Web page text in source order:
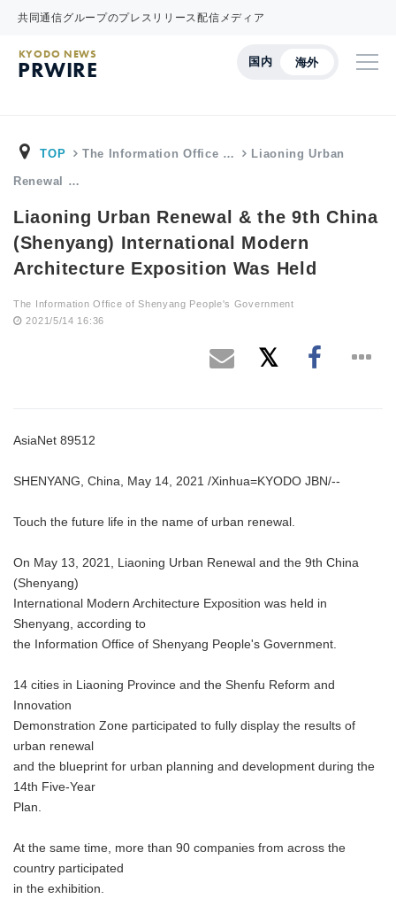
共同通信グループのプレスリリース配信メディア
国内 海外
KYODO NEWS
PRWIRE
TOP The Information Office … Liaoning Urban
Renewal …
Liaoning Urban Renewal & the 9th China
(Shenyang) International Modern
Architecture Exposition Was Held
The Information Office of Shenyang People's Government
2021/5/14 16:36
AsiaNet 89512
SHENYANG, China, May 14, 2021 /Xinhua=KYODO JBN/--
Touch the future life in the name of urban renewal.
On May 13, 2021, Liaoning Urban Renewal and the 9th China
(Shenyang)
International Modern Architecture Exposition was held in
Shenyang, according to
the Information Office of Shenyang People's Government.
14 cities in Liaoning Province and the Shenfu Reform and
Innovation
Demonstration Zone participated to fully display the results of
urban renewal
and the blueprint for urban planning and development during the
14th Five-Year
Plan.
At the same time, more than 90 companies from across the
country participated
in the exhibition.